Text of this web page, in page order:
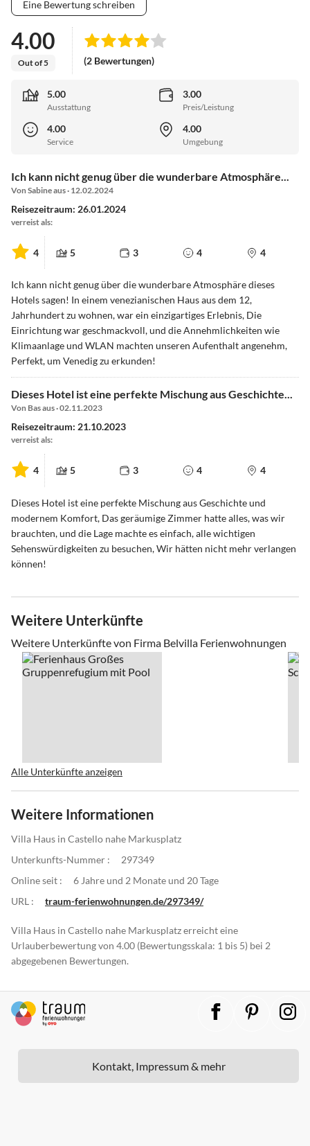
Eine Bewertung schreiben
4.00
Out of 5 (2 Bewertungen)
5.00
Ausstattung
3.00
Preis/Leistung
4.00
Service
4.00
Umgebung
Ich kann nicht genug über die wunderbare Atmosphäre...
Von Sabine aus · 12.02.2024
Reisezeitraum: 26.01.2024
verreist als:
4 5 3 4 4
Ich kann nicht genug über die wunderbare Atmosphäre dieses
Hotels sagen! In einem venezianischen Haus aus dem 12,
Jahrhundert zu wohnen, war ein einzigartiges Erlebnis, Die
Einrichtung war geschmackvoll, und die Annehmlichkeiten wie
Klimaanlage und WLAN machten unseren Aufenthalt angenehm,
Perfekt, um Venedig zu erkunden!
Dieses Hotel ist eine perfekte Mischung aus Geschichte...
Von Bas aus · 02.11.2023
Reisezeitraum: 21.10.2023
verreist als:
4 5 3 4 4
Dieses Hotel ist eine perfekte Mischung aus Geschichte und
modernem Komfort, Das geräumige Zimmer hatte alles, was wir
brauchten, und die Lage machte es einfach, alle wichtigen
Sehenswürdigkeiten zu besuchen, Wir hätten nicht mehr verlangen
können!
Weitere Unterkünfte
Weitere Unterkünfte von Firma Belvilla Ferienwohnungen
Alle Unterkünfte anzeigen
Weitere Informationen
Villa Haus in Castello nahe Markusplatz
Unterkunfts-Nummer :
297349
Online seit :
6 Jahre und 2 Monate und 20 Tage
URL :
traum-ferienwohnungen.de/297349/
Villa Haus in Castello nahe Markusplatz erreicht eine
Urlauberbewertung von 4.00 (Bewertungsskala: 1 bis 5) bei 2
abgegebenen Bewertungen.
Kontakt, Impressum & mehr